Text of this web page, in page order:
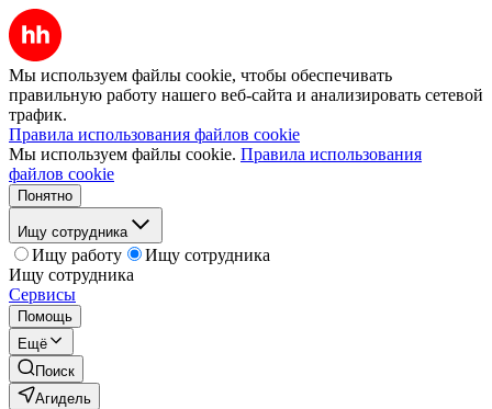
Мы используем файлы cookie, чтобы обеспечивать
правильную работу нашего веб-сайта и анализировать сетевой
трафик.
Правила использования файлов cookie
Мы используем файлы cookie. Правила использования
файлов cookie
Понятно
Ищу сотрудника
Ищу работу
Ищу сотрудника
Ищу сотрудника
Сервисы
Помощь
Ещё
Поиск
Агидель